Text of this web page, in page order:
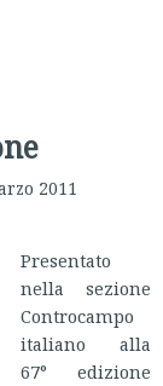
2011
Presentato
nella sezione
Controcampo
italiano alla
67° edizione